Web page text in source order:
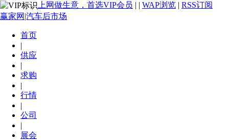
上网做生意，首选VIP会员 | | WAP浏览 | RSS订阅
赢家网|汽车后市场
首页
|
供应
|
求购
|
行情
|
公司
|
展会